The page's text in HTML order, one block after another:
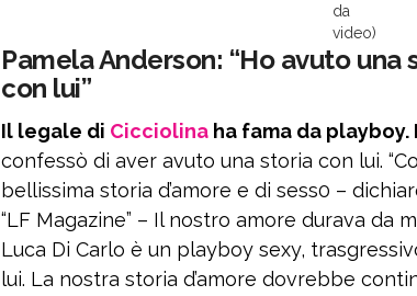
da
video)
Pamela Anderson: “Ho avuto una
con lui”
Il legale di Cicciolina ha fama da playboy.
confessò di aver avuto una storia con lui.
bellissima storia d’amore e di sess0 –
“LF Magazine” – Il nostro amore durava da
Luca Di Carlo è un playboy sexy,
lui. La nostra storia d’amore dovrebbe